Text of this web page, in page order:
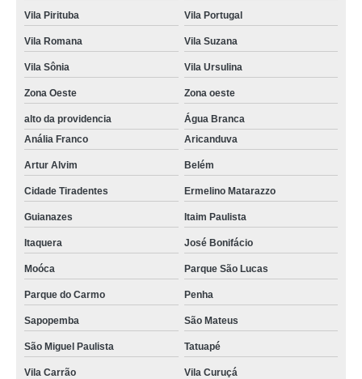
Vila Pirituba Vila Portugal
Vila Romana Vila Suzana
Vila Sônia Vila Ursulina
Zona Oeste Zona oeste
alto da providencia
Água Branca
Anália Franco
Aricanduva
Artur Alvim Belém
Cidade Tiradentes Ermelino Matarazzo
Guianazes Itaim Paulista
Itaquera José Bonifácio
Moóca Parque São Lucas
Parque do Carmo Penha
Sapopemba São Mateus
São Miguel Paulista Tatuapé
Vila Carrão Vila Curuçá